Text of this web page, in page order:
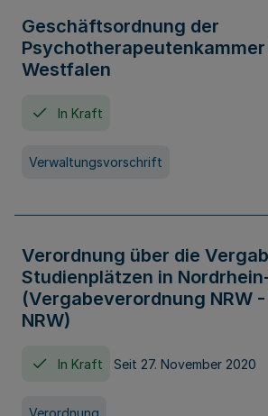
Geschäftsordnung der
Westfalen
In Kraft
Verwaltungsvorschrift
Verordnung über die
Studienplätzen in
(Vergabeverordnung NRW
NRW)
In Kraft Seit 27. November 2020
Verordnung